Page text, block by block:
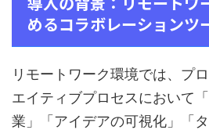
めるコラボレーションツ
リモートワーク環境では、プ
エイティブプロセスにおいて
業」「アイデアの可視化」「